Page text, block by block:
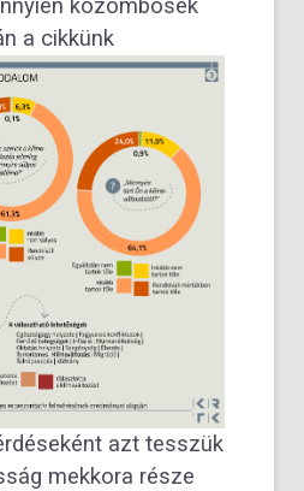
közömbösek
a cikkünk
azt tesszük
mekkora része